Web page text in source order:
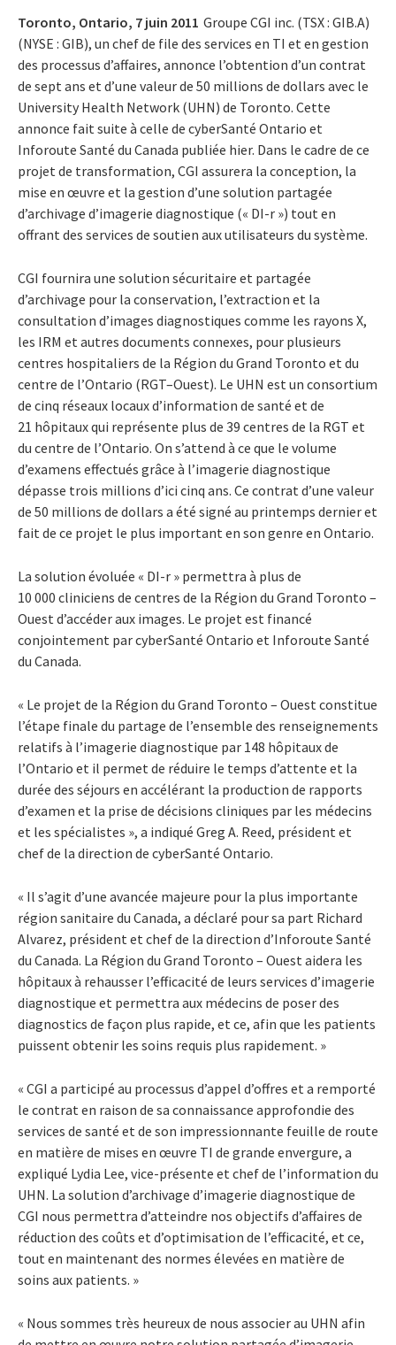
Toronto, Ontario, 7 juin 2011 Groupe CGI inc. (TSX : GIB.A)
(NYSE : GIB), un chef de file des services en TI et en gestion
des processus d’affaires, annonce l’obtention d’un contrat
de sept ans et d’une valeur de 50 millions de dollars avec le
University Health Network (UHN) de Toronto. Cette
annonce fait suite à celle de cyberSanté Ontario et
Inforoute Santé du Canada publiée hier. Dans le cadre de ce
projet de transformation, CGI assurera la conception, la
mise en œuvre et la gestion d’une solution partagée
d’archivage d’imagerie diagnostique (« DI-r ») tout en
offrant des services de soutien aux utilisateurs du système.
CGI fournira une solution sécuritaire et partagée
d’archivage pour la conservation, l’extraction et la
consultation d’images diagnostiques comme les rayons X,
les IRM et autres documents connexes, pour plusieurs
centres hospitaliers de la Région du Grand Toronto et du
centre de l’Ontario (RGT–Ouest). Le UHN est un consortium
de cinq réseaux locaux d’information de santé et de
21 hôpitaux qui représente plus de 39 centres de la RGT et
du centre de l’Ontario. On s’attend à ce que le volume
d’examens effectués grâce à l’imagerie diagnostique
dépasse trois millions d’ici cinq ans. Ce contrat d’une valeur
de 50 millions de dollars a été signé au printemps dernier et
fait de ce projet le plus important en son genre en Ontario.
La solution évoluée « DI-r » permettra à plus de
10 000 cliniciens de centres de la Région du Grand Toronto –
Ouest d’accéder aux images. Le projet est financé
conjointement par cyberSanté Ontario et Inforoute Santé
du Canada.
« Le projet de la Région du Grand Toronto – Ouest constitue
l’étape finale du partage de l’ensemble des renseignements
relatifs à l’imagerie diagnostique par 148 hôpitaux de
l’Ontario et il permet de réduire le temps d’attente et la
durée des séjours en accélérant la production de rapports
d’examen et la prise de décisions cliniques par les médecins
et les spécialistes », a indiqué Greg A. Reed, président et
chef de la direction de cyberSanté Ontario.
« Il s’agit d’une avancée majeure pour la plus importante
région sanitaire du Canada, a déclaré pour sa part Richard
Alvarez, président et chef de la direction d’Inforoute Santé
du Canada. La Région du Grand Toronto – Ouest aidera les
hôpitaux à rehausser l’efficacité de leurs services d’imagerie
diagnostique et permettra aux médecins de poser des
diagnostics de façon plus rapide, et ce, afin que les patients
puissent obtenir les soins requis plus rapidement. »
« CGI a participé au processus d’appel d’offres et a remporté
le contrat en raison de sa connaissance approfondie des
services de santé et de son impressionnante feuille de route
en matière de mises en œuvre TI de grande envergure, a
expliqué Lydia Lee, vice-présente et chef de l’information du
UHN. La solution d’archivage d’imagerie diagnostique de
CGI nous permettra d’atteindre nos objectifs d’affaires de
réduction des coûts et d’optimisation de l’efficacité, et ce,
tout en maintenant des normes élevées en matière de
soins aux patients. »
« Nous sommes très heureux de nous associer au UHN afin